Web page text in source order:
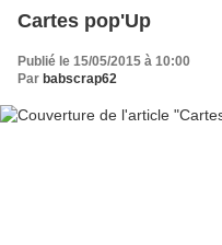
Cartes pop'Up
Publié le 15/05/2015 à 10:00
Par babscrap62